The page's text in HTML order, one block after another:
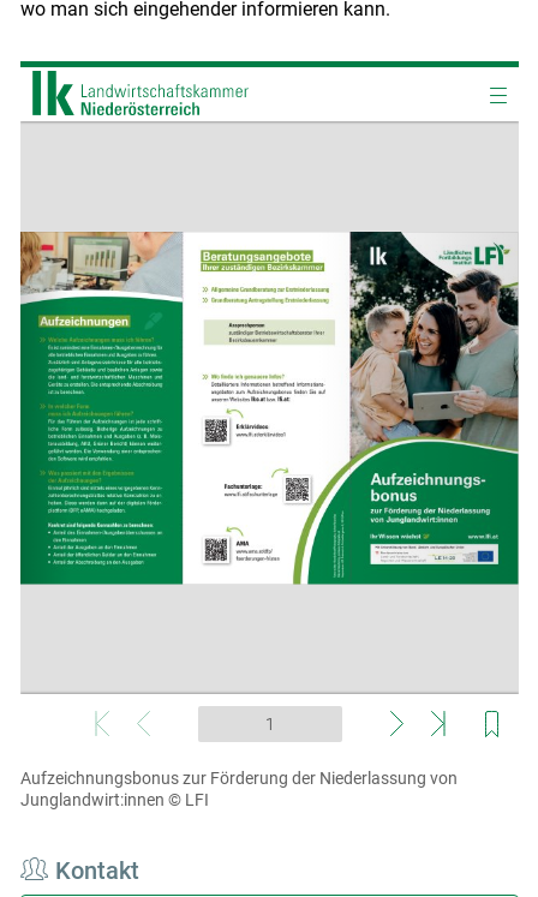
wo man sich eingehender informieren kann.
Aufzeichnungsbonus zur Förderung der Niederlassung von
Junglandwirt:innen © LFI
Kontakt